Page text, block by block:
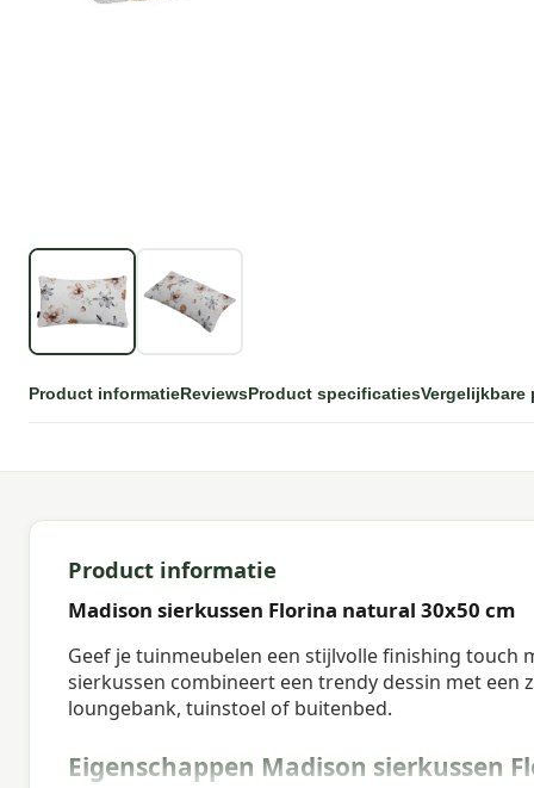
Product informatieReviewsProduct specificatiesVergelijkbare
Product informatie
Madison sierkussen Florina natural 30x50 cm
Geef je tuinmeubelen een stijlvolle finishing touch
sierkussen combineert een trendy dessin met
loungebank, tuinstoel of buitenbed.
Eigenschappen Madison sierkussen